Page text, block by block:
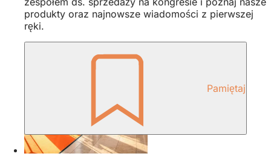
produkty oraz najnowsze wiadomości z pierwszej
ręki.
Pamiętaj